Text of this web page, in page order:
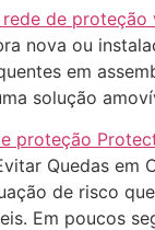
nova ou
em
solução
Quedas em
de risco
Em poucos